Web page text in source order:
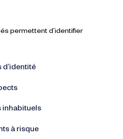
permettent d’identifier
inhabituels
à risque